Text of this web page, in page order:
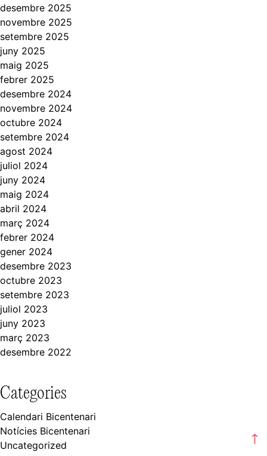
desembre 2025
novembre 2025
setembre 2025
juny 2025
maig 2025
febrer 2025
desembre 2024
novembre 2024
octubre 2024
setembre 2024
agost 2024
juliol 2024
juny 2024
maig 2024
abril 2024
març 2024
febrer 2024
gener 2024
desembre 2023
octubre 2023
setembre 2023
juliol 2023
juny 2023
març 2023
desembre 2022
Categories
Calendari Bicentenari
Notícies Bicentenari
Uncategorized